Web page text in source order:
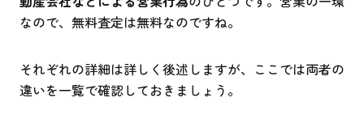
なので、無料査定は無料なのですね。
それぞれの詳細は詳しく後述しますが、ここでは両者の
違いを一覧で確認しておきましょう。